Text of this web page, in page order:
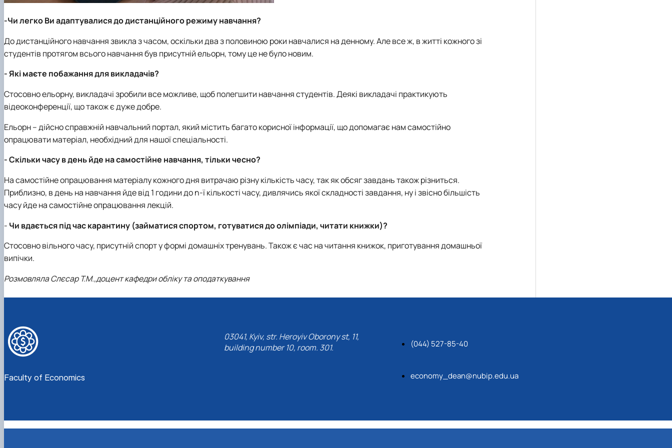
-Чи легко Ви адаптувалися до дистанційного режиму навчання?
До дистанційного навчання звикла з часом, оскільки два з половиною роки навчалися на денному. Але все ж, в житті кожного зі
студентів протягом всього навчання був присутній ельорн, тому це не було новим.
- Які маєте побажання для викладачів?
Стосовно ельорну, викладачі зробили все можливе, щоб полегшити навчання студентів. Деякі викладачі практикують
відеоконференції, що також є дуже добре.
Ельорн – дійсно справжній навчальний портал, який містить багато корисної інформації, що допомагає нам самостійно
опрацювати матеріал, необхідний для нашої спеціальності.
- Скільки часу в день йде на самостійне навчання, тільки чесно?
На самостійне опрацювання матеріалу кожного дня витрачаю різну кількість часу, так як обсяг завдань також різниться.
Приблизно, в день на навчання йде від 1 години до n-ї кількості часу, дивлячись якої складності завдання, ну і звісно більшість
часу йде на самостійне опрацювання лекцій.
- Чи вдається під час карантину (займатися спортом, готуватися до олімпіади, читати книжки)?
Стосовно вільного часу, присутній спорт у формі домашніх тренувань. Також є час на читання книжок, приготування домашньої
випічки.
Розмовляла Слєсар Т.М.,доцент кафедри обліку та оподаткування
Faculty of Economics
03041, Kyiv, str. Heroyiv Oborony st, 11,
building number 10, room. 301.
(044) 527-85-40
economy_dean@nubip.edu.ua